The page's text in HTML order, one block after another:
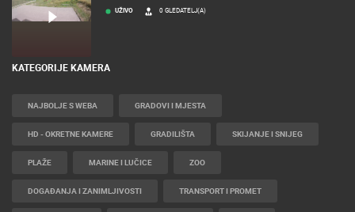
UŽIVO 0 GLEDATELJ(A)
KATEGORIJE KAMERA
NAJBOLJE S WEBA GRADOVI I MJESTA
HD - OKRETNE KAMERE GRADILIŠTA SKIJANJE I SNIJEG
PLAŽE MARINE I LUČICE ZOO
DOGAĐANJA I ZANIMLJIVOSTI TRANSPORT I PROMET